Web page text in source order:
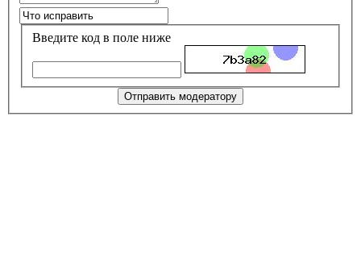
Введите код в поле ниже
Отправить модератору